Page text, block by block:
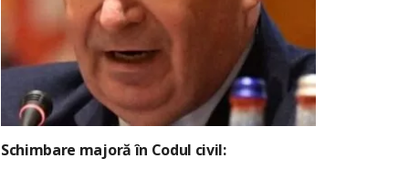
Schimbare majoră în Codul civil: